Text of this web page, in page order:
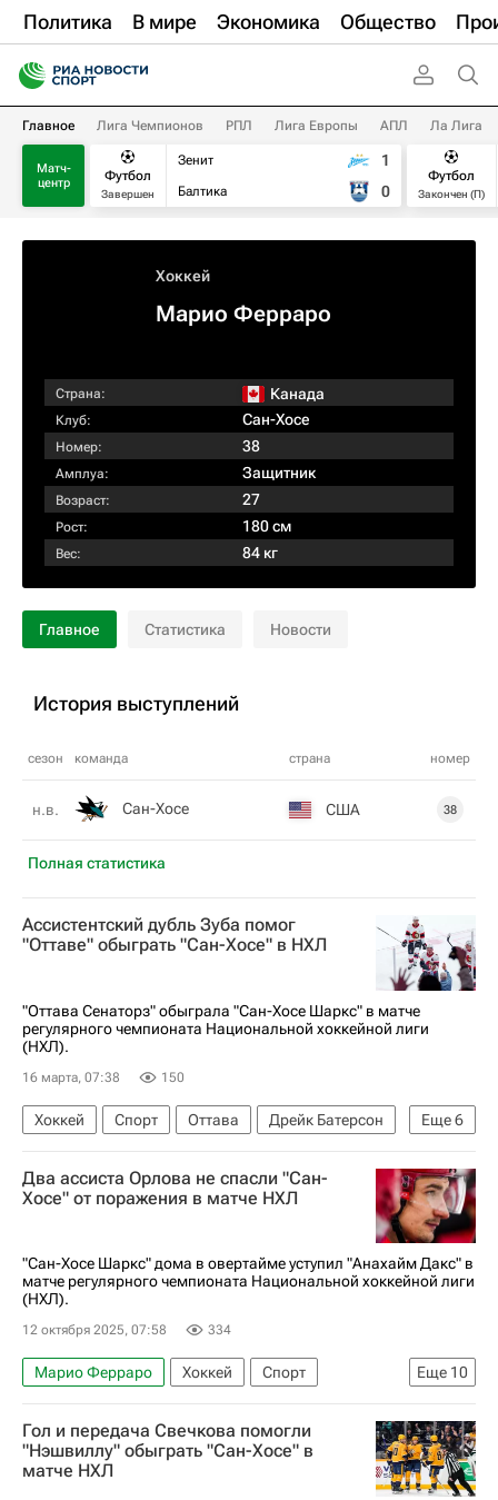
Политика В мире Экономика Общество
Главное Лига Чемпионов РПЛ Лига Европы АПЛ Ла Лига
Матч-
центр
Футбол
Завершен
Зенит
Балтика
1
0
Футбол
Закончен (П)
Хоккей
Марио Ферраро
Страна: Канада
Клуб: Сан-Хосе
Номер: 38
Амплуа: Защитник
Возраст: 27
Рост: 180 см
Вес: 84 кг
Главное Статистика Новости
История выступлений
сезон команда страна номер
Полная статистика
н.в. Сан-Хосе США 38
Ассистентский дубль Зуба помог
"Оттаве" обыграть "Сан-Хосе" в НХЛ
"Оттава Сенаторз" обыграла "Сан-Хосе Шаркс" в матче
регулярного чемпионата Национальной хоккейной лиги
(НХЛ).
16 марта, 07:38 150
Еще6
Хоккей Спорт Оттава
Дрейк Батерсон
Фабиан Зеттерлунд
Дилан Козенс
Оттава Сенаторз
Сан-Хосе Шаркс
Национальная хоккейная лига (НХЛ)
Два ассиста Орлова не спасли "Сан-
Хосе" от поражения в матче НХЛ
"Сан-Хосе Шаркс" дома в овертайме уступил "Анахайм Дакс" в
матче регулярного чемпионата Национальной хоккейной лиги
(НХЛ).
12 октября 2025, 07:58 334
Еще 10
Марио Ферраро Хоккей
Спорт
Райан Ривз
Ярослав Аскаров
Павел Минтюков
Тайлер Тоффоли
Йон Клингберг
Гол и передача Свечкова помогли
"Нэшвиллу" обыграть "Сан-Хосе" в
матче НХЛ